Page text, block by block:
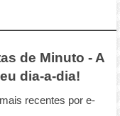
de Minuto - A
dia-a-dia!
recentes por e-